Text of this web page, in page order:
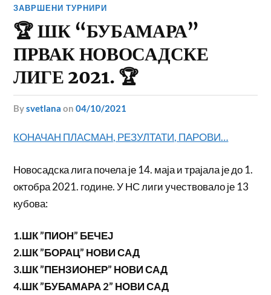
ЗАВРШЕНИ ТУРНИРИ
🏆 ШК “БУБАМАРА”
ПРВАК НОВОСАДСКЕ
ЛИГЕ 2021. 🏆
bysvetlana on04/10/2021
КОНАЧАН ПЛАСМАН, РЕЗУЛТАТИ, ПАРОВИ…
Новосадска лига почела је 14. маја и трајала је до 1.
октобра 2021. године. У НС лиги учествовало је 13
кубова:
1.ШК ”ПИОН” БЕЧЕЈ
2.ШК ”БОРАЦ” НОВИ САД
3.ШК ”ПЕНЗИОНЕР” НОВИ САД
4.ШК ”БУБАМАРА 2” НОВИ САД